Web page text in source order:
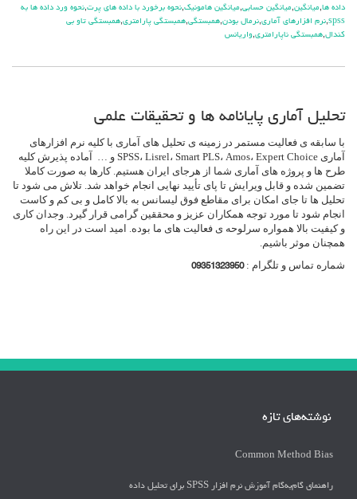
داده ها,ميانگين,ميانگين حسابي,ميانگين هامونيک,نحوه برخورد با داده های پرت,نحوه ورد داده ها به
spss
,نرم افزارهاي آماري,نرمال بودن,همبستگي,همبستگي پارامتري,همبستگي تاو بي
کندال,همبستگي ناپارامتري,واريانس
تحلیل آماری پایانامه ها و تحقیقات علمی
با سابقه ی فعالیت مستمر در زمینه ی تحلیل های آماری با کلیه نرم افزارهای
آماری SPSS، Lisrel، Smart PLS، Amos، Expert Choice و … آماده پذیرش کلیه
طرح ها و پروژه های آماری شما از هرجای ایران هستیم. کارها به صورت کاملا
تضمین شده و قابل ویرایش تا پای تأیید نهایی انجام خواهد شد. تلاش می شود تا
تحلیل ها تا جای امکان برای مقاطع فوق لیسانس به بالا کامل و بی کم و کاست
انجام شود تا مورد توجه همکاران عزیز و محققین گرامی قرار گیرد. وجدان کاری
و کیفیت بالا همواره سرلوحه ی فعالیت های ما بوده. امید است در این راه
همچنان موثر باشیم.
شماره تماس و تلگرام :09351323950
نوشته‌های تازه
Common Method Bias
راهنمای گام‌به‌گام آموزش نرم افزار SPSS برای تحلیل داده